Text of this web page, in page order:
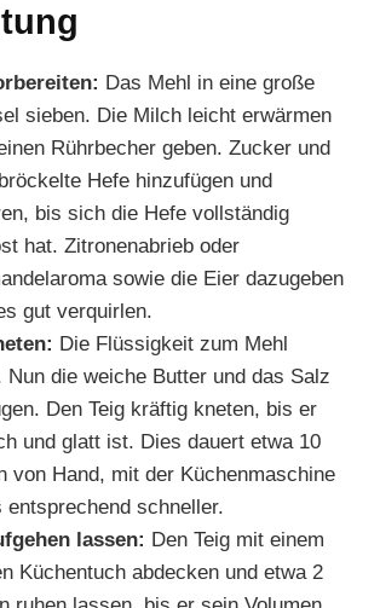
Das Mehl in eine große
sieben. Die Milch leicht erwärmen
Rührbecher geben. Zucker und
Hefe hinzufügen und
bis sich die Hefe vollständig
hat. Zitronenabrieb oder
sowie die Eier dazugeben
gut verquirlen.
Die Flüssigkeit zum Mehl
Nun die weiche Butter und das Salz
Den Teig kräftig kneten, bis er
und glatt ist. Dies dauert etwa 10
von Hand, mit der Küchenmaschine
entsprechend schneller.
lassen: Den Teig mit einem
Küchentuch abdecken und etwa 2